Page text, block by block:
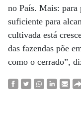
no País. Mais:
suficiente para
cultivada está
das fazendas põe
como o cerrado”,